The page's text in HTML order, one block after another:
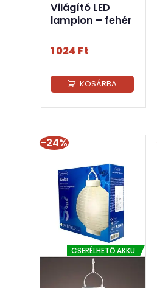
Világító LED
lampion – fehér
1 024 Ft
KOSÁRBA
-24%
CSERÉLHETŐ AKKU